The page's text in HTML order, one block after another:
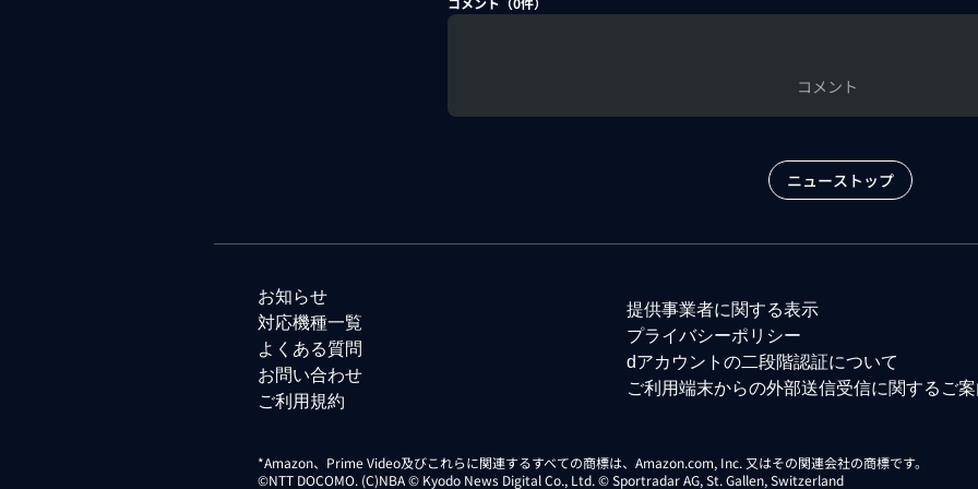
コメント
ニューストップ
お知らせ
対応機種一覧
よくある質問
お問い合わせ
ご利用規約
提供事業者に関する表示
プライバシーポリシー
dアカウントの二段階認証について
ご利用端末からの外部送信受信に関するご案
*Amazon、Prime Video及びこれらに関連するすべての商標は、Amazon.com, Inc. 又はその関連会社の商標です。
©NTT DOCOMO. (C)NBA © Kyodo News Digital Co., Ltd. © Sportradar AG, St. Gallen, Switzerland